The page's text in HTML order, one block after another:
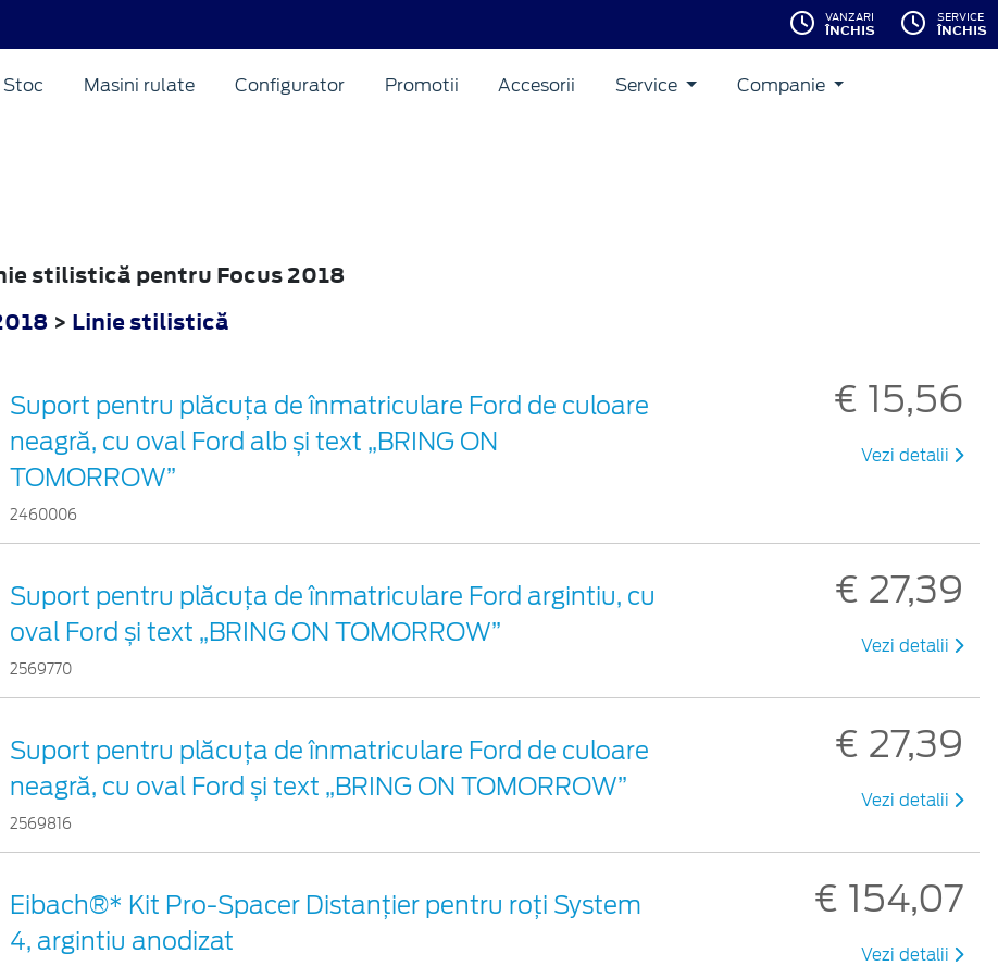
VANZARI
ÎNCHIS
SERVICE
ÎNCHIS
Stoc Masini rulate Configurator Promotii Accesorii Service Companie
stilistică pentru Focus 2018
> Linie stilistică
Suport pentru plăcuța de înmatriculare Ford de culoare
neagră, cu oval Ford alb și text „BRING ON
TOMORROW”
2460006
€ 15,56
Vezi detalii
Suport pentru plăcuța de înmatriculare Ford argintiu, cu
oval Ford și text „BRING ON TOMORROW”
2569770
€ 27,39
Vezi detalii
Suport pentru plăcuța de înmatriculare Ford de culoare
neagră, cu oval Ford și text „BRING ON TOMORROW”
2569816
€ 27,39
Vezi detalii
Eibach®* Kit Pro-Spacer Distanțier pentru roți System
4, argintiu anodizat
€ 154,07
Vezi detalii